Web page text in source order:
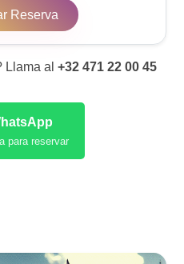
Reserva
al +32 471 22 00 45
para reservar